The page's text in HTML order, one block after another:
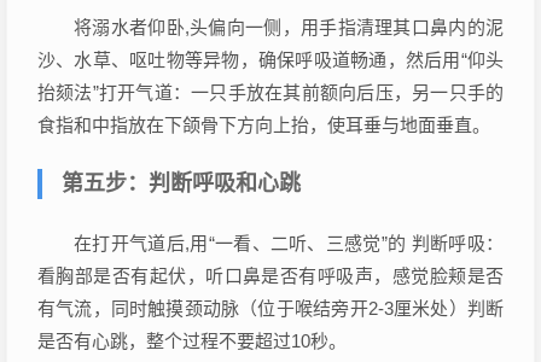
将溺水者仰卧,头偏向一侧，用手指清理其口鼻内的泥
沙、水草、呕吐物等异物，确保呼吸道畅通，然后用“仰头
抬颏法”打开气道：一只手放在其前额向后压，另一只手的
食指和中指放在下颌骨下方向上抬，使耳垂与地面垂直。
第五步：判断呼吸和心跳
在打开气道后,用“一看、二听、三感觉”的 判断呼吸：
看胸部是否有起伏，听口鼻是否有呼吸声，感觉脸颊是否
有气流，同时触摸颈动脉（位于喉结旁开2-3厘米处）判断
是否有心跳，整个过程不要超过10秒。